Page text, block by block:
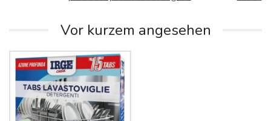
Vor kurzem angesehen